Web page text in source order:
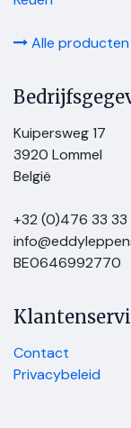
Alle producten
Kuipersweg 17
3920 Lommel
België
+32 (0)476 33 33
BE0646992770
Contact
Privacybeleid